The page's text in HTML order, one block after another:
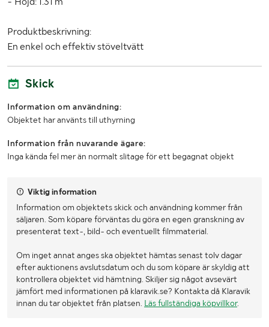
Produktbeskrivning:
En enkel och effektiv stöveltvätt
Skick
Information om användning:
Objektet har använts till uthyrning
Information från nuvarande ägare:
Inga kända fel mer än normalt slitage för ett begagnat objekt
Viktig information
Information om objektets skick och användning kommer från
säljaren. Som köpare förväntas du göra en egen granskning av
presenterat text-, bild- och eventuellt filmmaterial.
Om inget annat anges ska objektet hämtas senast tolv dagar
efter auktionens avslutsdatum och du som köpare är skyldig att
kontrollera objektet vid hämtning. Skiljer sig något avsevärt
jämfört med informationen på klaravik.se? Kontakta då Klaravik
innan du tar objektet från platsen. Läs fullständiga köpvillkor.